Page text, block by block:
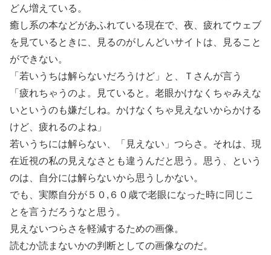
どん増えている。
癒し系の本などがあふれている現在で、夜、疲れてウェブ
を見ているときに、見るのがしんどいサイトは、見ること
ができない。
「若いうちは解らないだろうけど」と、Ｔさんが言う
「疲れちゃうのよ。見ていると。老眼かけなくちゃみえな
いというのも嫌だしね。かけなくちゃ見えないからかける
けど、疲れるのよね」
若いうちには解らない、「見えない」つらさ。それは、現
在近視の私の見えなさとも違うんだと思う。思う、という
のは、自分には解らないから思うしかない。
でも、実際自分が５０,６０歳で老眼になった時に同じこ
とを言うだろうなと思う。
見えないつらさを軽減するための画像。
読むか読まないかの判断としての画像なのだ。